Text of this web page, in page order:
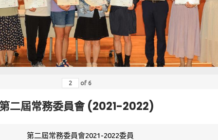
of 6
二屆常務委員會 (2021-2022)
第二屆常務委員會2021-2022委員